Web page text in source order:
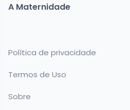
A Maternidade
Política de privacidade
Termos de Uso
Sobre